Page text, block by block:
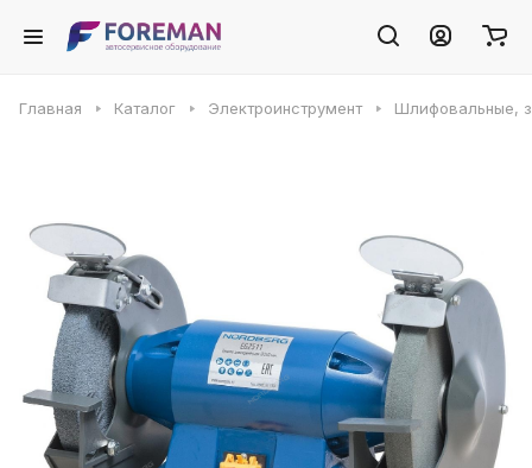
Главная Каталог Электроинструмент Шлифовальные,